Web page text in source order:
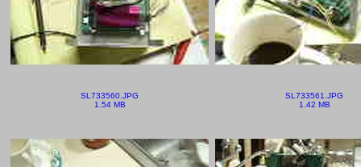
SL733560.JPG
1.54 MB
SL733561.JPG
1.42 MB